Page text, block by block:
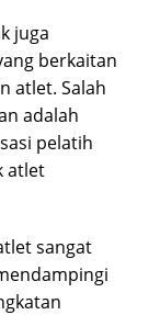
juga
berkaitan
atlet. Salah
adalah
pelatih
atlet
sangat